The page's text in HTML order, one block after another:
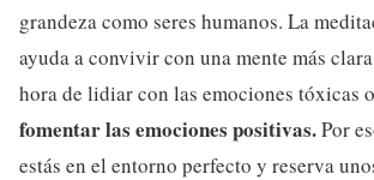
grandeza como seres humanos. La
ayuda a convivir con una mente más
hora de lidiar con las emociones tóxicas
fomentar las emociones positivas.Por
estás en el entorno perfecto y reserva